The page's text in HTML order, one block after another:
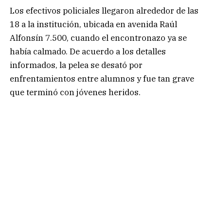
Los efectivos policiales llegaron alrededor de las
18 a la institución, ubicada en avenida Raúl
Alfonsín 7.500, cuando el encontronazo ya se
había calmado. De acuerdo a los detalles
informados, la pelea se desató por
enfrentamientos entre alumnos y fue tan grave
que terminó con jóvenes heridos.